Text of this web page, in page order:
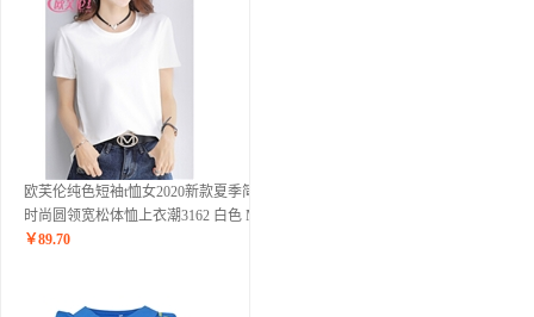
欧芙伦纯色短袖t恤女2020新款夏季简约
时尚圆领宽松体恤上衣潮3162 白色 M
￥89.70